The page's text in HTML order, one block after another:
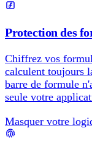
Protection des
Chiffrez vos
calculent toujours
barre de formule
seule votre
Masquer votre